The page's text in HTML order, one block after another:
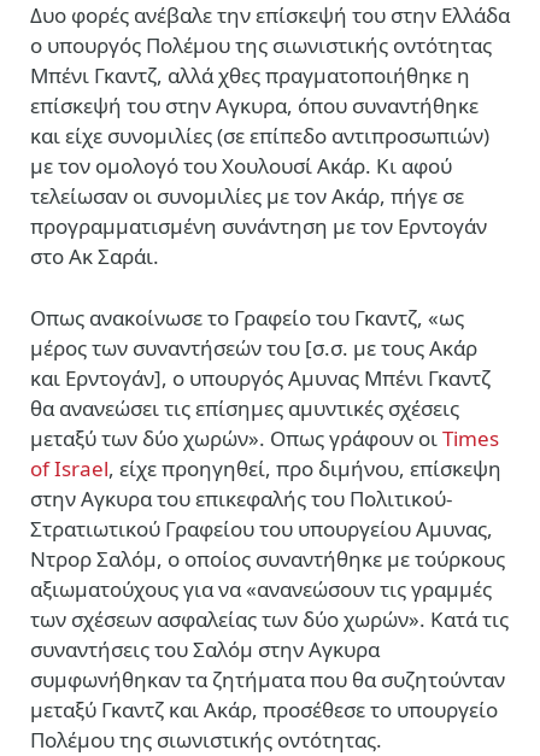
Δυο φορές ανέβαλε την επίσκεψή του στην Ελλάδα
ο υπουργός Πολέμου της σιωνιστικής οντότητας
Μπένι Γκαντζ, αλλά χθες πραγματοποιήθηκε η
επίσκεψή του στην Αγκυρα, όπου συναντήθηκε
και είχε συνομιλίες (σε επίπεδο αντιπροσωπιών)
με τον ομολογό του Χουλουσί Ακάρ. Κι αφού
τελείωσαν οι συνομιλίες με τον Ακάρ, πήγε σε
προγραμματισμένη συνάντηση με τον Ερντογάν
στο Ακ Σαράι.
Οπως ανακοίνωσε το Γραφείο του Γκαντζ, «ως
μέρος των συναντήσεών του [σ.σ. με τους Ακάρ
και Ερντογάν], ο υπουργός Αμυνας Μπένι Γκαντζ
θα ανανεώσει τις επίσημες αμυντικές σχέσεις
μεταξύ των δύο χωρών». Οπως γράφουν οιTimes
of Israel, είχε προηγηθεί, προ διμήνου, επίσκεψη
στην Αγκυρα του επικεφαλής του Πολιτικού-
Στρατιωτικού Γραφείου του υπουργείου Αμυνας,
Ντρορ Σαλόμ, ο οποίος συναντήθηκε με τούρκους
αξιωματούχους για να «ανανεώσουν τις γραμμές
των σχέσεων ασφαλείας των δύο χωρών». Κατά τις
συναντήσεις του Σαλόμ στην Αγκυρα
συμφωνήθηκαν τα ζητήματα που θα συζητούνταν
μεταξύ Γκαντζ και Ακάρ, προσέθεσε το υπουργείο
Πολέμου της σιωνιστικής οντότητας.